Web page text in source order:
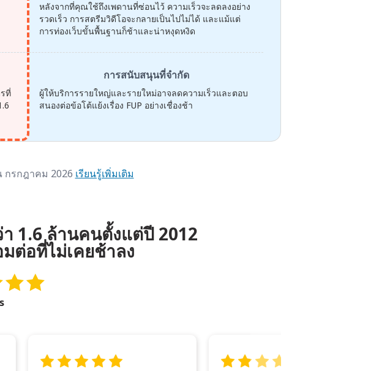
หลังจากที่คุณใช้ถึงเพดานที่ซ่อนไว้ ความเร็วจะลดลงอย่าง
รวดเร็ว การสตรีมวิดีโอจะกลายเป็นไปไม่ได้ และแม้แต่
การท่องเว็บขั้นพื้นฐานก็ช้าและน่าหงุดหงิด
ที่
การสนับสนุนที่จำกัด
ผู้ให้บริการรายใหญ่และรายใหม่อาจลดความเร็วและตอบ
สนองต่อข้อโต้แย้งเรื่อง FUP อย่างเชื่องช้า
กรกฎาคม 2026 เรียนรู้เพิ่มเติม
1.6 ล้านคนตั้งแต่ปี 2012
ต่อที่ไม่เคยช้าลง